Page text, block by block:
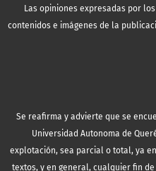
Las opiniones expresadas por
contenidos e imágenes de la
Se reafirma y advierte que se
Universidad Autonoma de
explotación, sea parcial o total, ya
textos, y en general, cualquier fin